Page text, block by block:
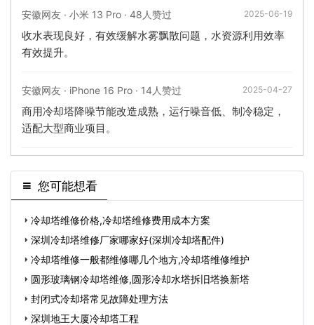
安徽网友 · 小米 13 Pro · 48人赞过 2025-06-19
收水表现良好，有效缓解水雾飘散问题，水资源利用效率
有效提升。
安徽网友 · iPhone 16 Pro · 14人赞过 2025-04-27
商用冷却塔降噪节能改造成熟，运行噪音低、制冷稳定，
适配大型商业项目。
您可能想看
冷却塔维修价格,冷却塔维修费用成本方案
深圳冷却塔维修厂家哪家好(深圳冷却塔配件)
冷却塔维修一般都维修哪几个地方,冷却塔维修维护
圆形玻璃钢冷却塔维修,圆形冷却水塔拆旧塔换新塔
封闭式冷却塔常见故障处理方法
深圳地王大厦冷却塔工程